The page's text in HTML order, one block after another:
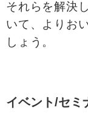
それらを解決
いて、よりお
しょう。
イベント/セミ